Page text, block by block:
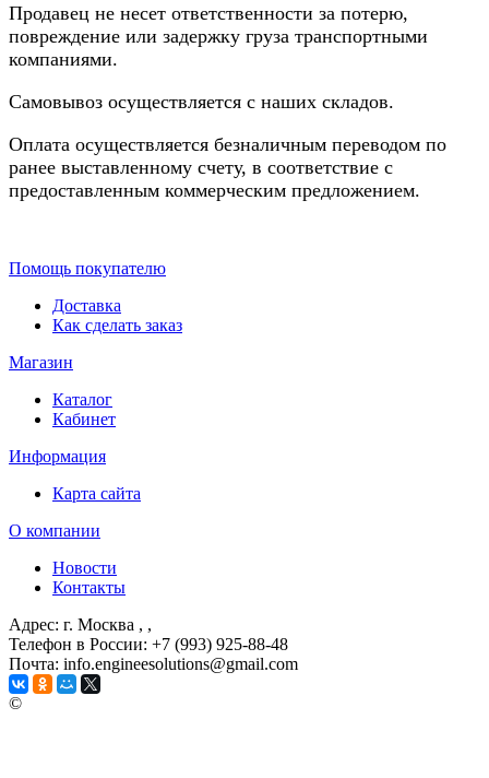
Продавец не несет ответственности за потерю,
повреждение или задержку груза транспортными
компаниями.
Самовывоз осуществляется с наших складов.
Оплата осуществляется безналичным переводом по
ранее выставленному счету, в соответствие с
предоставленным коммерческим предложением.
Помощь покупателю
Доставка
Как сделать заказ
Магазин
Каталог
Кабинет
Информация
Карта сайта
О компании
Новости
Контакты
Адрес: г. Москва , ,
Телефон в России: +7 (993) 925-88-48
Почта: info.engineesolutions@gmail.com
©